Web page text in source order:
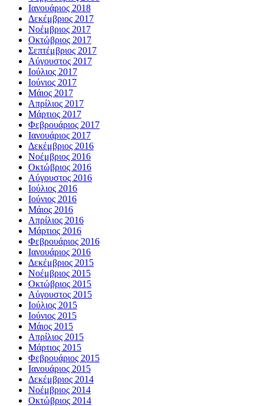
Ιανουάριος 2018
Δεκέμβριος 2017
Νοέμβριος 2017
Οκτώβριος 2017
Σεπτέμβριος 2017
Αύγουστος 2017
Ιούλιος 2017
Ιούνιος 2017
Μάιος 2017
Απρίλιος 2017
Μάρτιος 2017
Φεβρουάριος 2017
Ιανουάριος 2017
Δεκέμβριος 2016
Νοέμβριος 2016
Οκτώβριος 2016
Αύγουστος 2016
Ιούλιος 2016
Ιούνιος 2016
Μάιος 2016
Απρίλιος 2016
Μάρτιος 2016
Φεβρουάριος 2016
Ιανουάριος 2016
Δεκέμβριος 2015
Νοέμβριος 2015
Οκτώβριος 2015
Αύγουστος 2015
Ιούλιος 2015
Ιούνιος 2015
Μάιος 2015
Απρίλιος 2015
Μάρτιος 2015
Φεβρουάριος 2015
Ιανουάριος 2015
Δεκέμβριος 2014
Νοέμβριος 2014
Οκτώβριος 2014